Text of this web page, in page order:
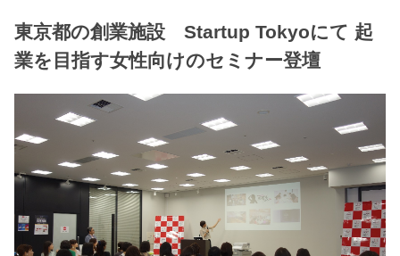
東京都の創業施設 Startup Tokyoにて 起
業を目指す女性向けのセミナー登壇